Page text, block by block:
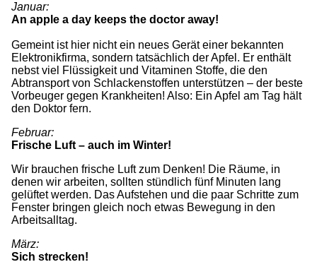
Januar:
An apple a day keeps the doctor away!
Gemeint ist hier nicht ein neues Gerät einer bekannten
Elektronikfirma, sondern tatsächlich der Apfel. Er enthält
nebst viel Flüssigkeit und Vitaminen Stoffe, die den
Abtransport von Schlackenstoffen unterstützen – der beste
Vorbeuger gegen Krankheiten! Also: Ein Apfel am Tag hält
den Doktor fern.
Februar:
Frische Luft – auch im Winter!
Wir brauchen frische Luft zum Denken! Die Räume, in
denen wir arbeiten, sollten stündlich fünf Minuten lang
gelüftet werden. Das Aufstehen und die paar Schritte zum
Fenster bringen gleich noch etwas Bewegung in den
Arbeitsalltag.
März:
Sich strecken!